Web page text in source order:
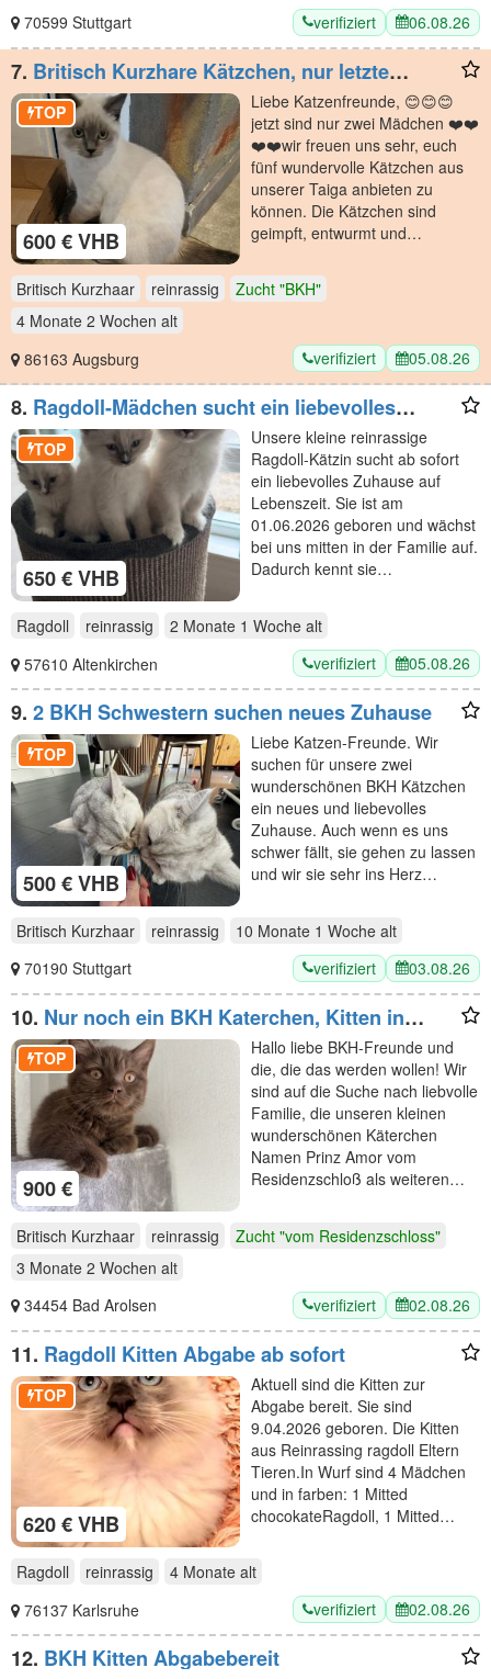
70599 Stuttgart
verifiziert 06.08.26
7. Britisch Kurzhare Kätzchen, nur letzte
Mädchen Molly 🤩🤩🤩 🤩🤩
600 € VHB
TOP
Liebe Katzenfreunde, 😊😊😊
jetzt sind nur zwei Mädchen ❤️❤️
❤️❤️wir freuen uns sehr, euch
fünf wundervolle Kätzchen aus
unserer Taiga anbieten zu
können. Die Kätzchen sind
geimpft, entwurmt und…
Britisch Kurzhaar reinrassig
Zucht "BKH"
4 Monate 2 Wochen alt
86163 Augsburg
verifiziert 05.08.26
8. Ragdoll-Mädchen sucht ein liebevolles
Zuhause
650 € VHB
TOP
Unsere kleine reinrassige
Ragdoll-Kätzin sucht ab sofort
ein liebevolles Zuhause auf
Lebenszeit. Sie ist am
01.06.2026 geboren und wächst
bei uns mitten in der Familie auf.
Dadurch kennt sie…
Ragdoll reinrassig 2 Monate 1 Woche alt
57610 Altenkirchen
verifiziert 05.08.26
9. 2 BKH Schwestern suchen neues Zuhause
500 € VHB
TOP
Liebe Katzen-Freunde. Wir
suchen für unsere zwei
wunderschönen BKH Kätzchen
ein neues und liebevolles
Zuhause. Auch wenn es uns
schwer fällt, sie gehen zu lassen
und wir sie sehr ins Herz…
Britisch Kurzhaar reinrassig 10 Monate 1 Woche alt
70190 Stuttgart
verifiziert 03.08.26
10. Nur noch ein BKH Katerchen, Kitten in
chocolate mit Stammbaum
900 €
TOP
Hallo liebe BKH-Freunde und
die, die das werden wollen! Wir
sind auf die Suche nach liebvolle
Familie, die unseren kleinen
wunderschönen Käterchen
Namen Prinz Amor vom
Residenzschloß als weiteren…
Britisch Kurzhaar reinrassig
Zucht "vom Residenzschloss"
3 Monate 2 Wochen alt
34454 Bad Arolsen
verifiziert 02.08.26
11. Ragdoll Kitten Abgabe ab sofort
620 € VHB
TOP
Aktuell sind die Kitten zur
Abgabe bereit. Sie sind
9.04.2026 geboren. Die Kitten
aus Reinrassing ragdoll Eltern
Tieren.In Wurf sind 4 Mädchen
und in farben: 1 Mitted
chocokateRagdoll, 1 Mitted…
Ragdoll reinrassig 4 Monate alt
76137 Karlsruhe
verifiziert 02.08.26
12. BKH Kitten Abgabebereit